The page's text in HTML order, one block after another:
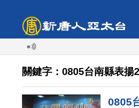
關鍵字：0805台南縣表揚
0805